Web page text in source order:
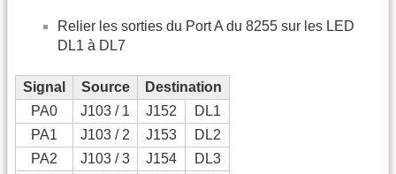
Relier les sorties du Port A du 8255 sur les LED
DL1 à DL7
Signal Source
Destination
PA0
J103 / 1 J152
DL1
PA1
J103 / 2 J153
DL2
PA2
J103 / 3 J154
DL3